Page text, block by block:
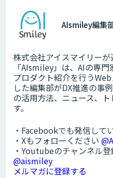
AIsmiley編集
株式会社アイスマイリー
「AIsmiley」は、AIの専
プロダクト紹介を行う
した編集部がDX推進の事
の活用方法、ニュース、
す。
・Facebookでも発信して
・Xもフォローください
・Youtubeのチャンネル
@aismiley
メルマガに登録する